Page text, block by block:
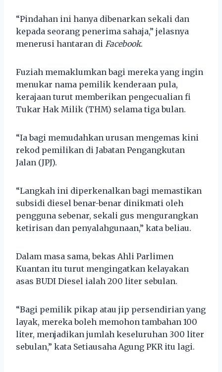
“Pindahan ini hanya dibenarkan sekali dan
kepada seorang penerima sahaja,” jelasnya
menerusi hantaran di Facebook.
Fuziah memaklumkan bagi mereka yang ingin
menukar nama pemilik kenderaan pula,
kerajaan turut memberikan pengecualian fi
Tukar Hak Milik (THM) selama tiga bulan.
“Ia bagi memudahkan urusan mengemas kini
rekod pemilikan di Jabatan Pengangkutan
Jalan (JPJ).
“Langkah ini diperkenalkan bagi memastikan
subsidi diesel benar-benar dinikmati oleh
pengguna sebenar, sekali gus mengurangkan
ketirisan dan penyalahgunaan,” kata beliau.
Dalam masa sama, bekas Ahli Parlimen
Kuantan itu turut mengingatkan kelayakan
asas BUDI Diesel ialah 200 liter sebulan.
“Bagi pemilik pikap atau jip persendirian yang
layak, mereka boleh memohon tambahan 100
liter, menjadikan jumlah keseluruhan 300 liter
sebulan,” kata Setiausaha Agung PKR itu lagi.